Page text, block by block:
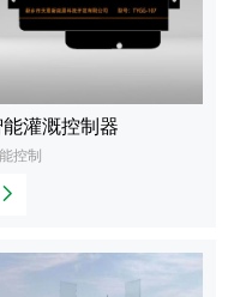
能灌溉控制器
控制
查
多